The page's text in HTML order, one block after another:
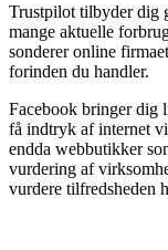
Trustpilot tilbyder dig
mange aktuelle
sonderer online
forinden du handler.
Facebook bringer dig
få indtryk af internet
endda webbutikker
vurdering af
vurdere tilfredsheden